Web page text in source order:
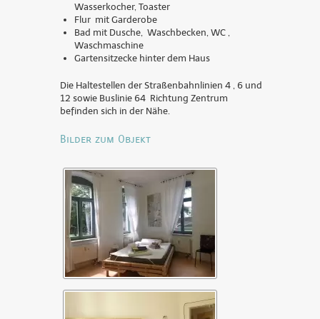
Wasserkocher, Toaster
Flur mit Garderobe
Bad mit Dusche, Waschbecken, WC ,
Waschmaschine
Gartensitzecke hinter dem Haus
Die Haltestellen der Straßenbahnlinien 4 , 6 und
12 sowie Buslinie 64 Richtung Zentrum
befinden sich in der Nähe.
Bilder zum Objekt